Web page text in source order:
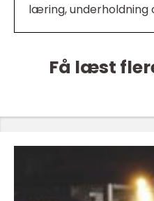
læring, underholdning
Få læst